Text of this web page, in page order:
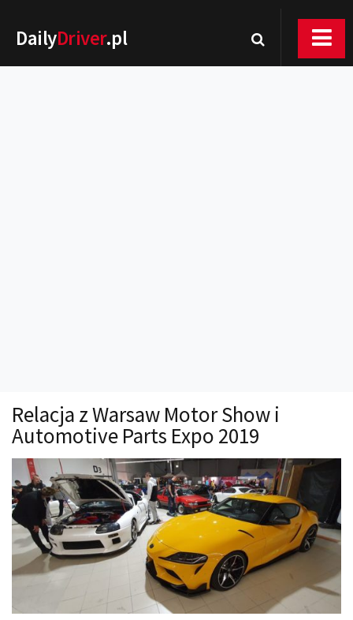
DailyDriver.pl
Technika jazdy
Oświetlenie
Kalkulatory
Przelicznik mocy
Auto z niemiec
Galerie
Relacja z Warsaw Motor Show i
Automotive Parts Expo 2019